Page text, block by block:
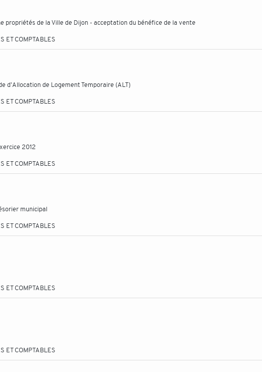
propriétés de la Ville de Dijon - acceptation du bénéfice de la vente
ET COMPTABLES
d'Allocation de Logement Temporaire (ALT)
ET COMPTABLES
2012
ET COMPTABLES
municipal
ET COMPTABLES
ET COMPTABLES
ET COMPTABLES